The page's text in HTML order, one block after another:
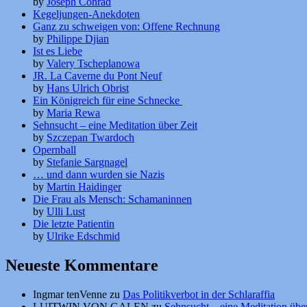
Kegeljungen-Anekdoten
Ganz zu schweigen von: Offene Rechnung
by Philippe Djian
Ist es Liebe
by Valery Tscheplanowa
JR. La Caverne du Pont Neuf
by Hans Ulrich Obrist
Ein Königreich für eine Schnecke
by Maria Rewa
Sehnsucht – eine Meditation über Zeit
by Szczepan Twardoch
Opernball
by Stefanie Sargnagel
… und dann wurden sie Nazis
by Martin Haidinger
Die Frau als Mensch: Schamaninnen
by Ulli Lust
Die letzte Patientin
by Ulrike Edschmid
Neueste Kommentare
Ingmar tenVenne zu Das Politikverbot in der Schlaraffia